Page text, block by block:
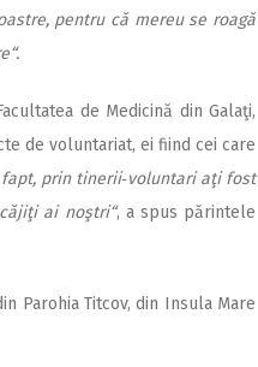
pentru că mereu se roagă
de Medicină din Galaţi,
de voluntariat, ei fiind cei care
fapt, prin tinerii‑voluntari aţi fost
ai noştri“, a spus părintele
Parohia Titcov, din Insula Mare